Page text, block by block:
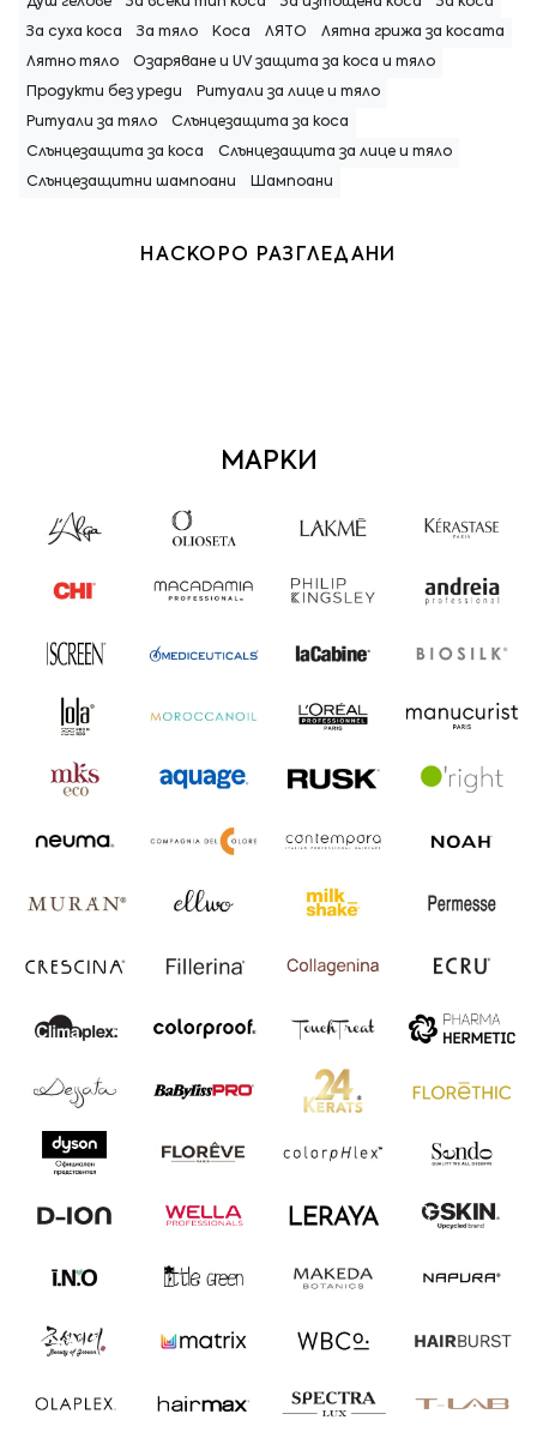
За суха коса За тяло Коса ЛЯТО Лятна грижа за косата
Лятно тяло Озаряване и UV защита за коса и тяло
Продукти без уреди Ритуали за лице и тяло
Ритуали за тяло Слънцезащита за коса
Слънцезащита за коса Слънцезащита за лице и тяло
Слънцезащитни шампоани Шампоани
НАСКОРО РАЗГЛЕДАНИ
МАРКИ